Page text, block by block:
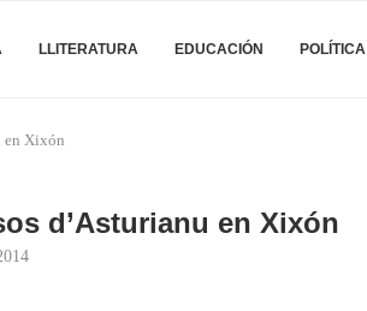
LLITERATURA EDUCACIÓN POLÍTICA
en Xixón
d’Asturianu en Xixón